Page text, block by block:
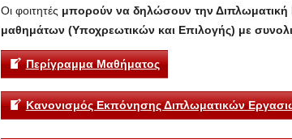
Οι φοιτητές μπορούν να δηλώσουν την Διπλωματική
μαθημάτων (Υποχρεωτικών και Επιλογής) με
Περίγραμμα Μαθήματος
Κανονισμός Εκπόνησης Διπλωματικών